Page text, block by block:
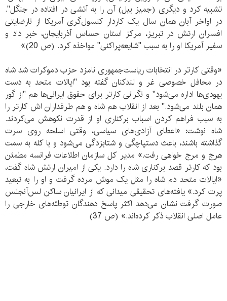
تشبیه کرد و دیگری (جمیز بیل) آن را به آتشی در افتاده در جنگل".
در اواخر آبان همان سال یک کاردار کنسول‌گری آمریکا از نارضایتی
افسران ارتش در تبریز، مرکز استان حساس آذربایجان، خبر داد و
سفیر آمریکا او را به سبب "شایعه‌پراکنی" مواخذه کرد. (ص 20)»
«وقتی کارتر در انتخابات ریاست‌جمهوری نامزد حزب دموکرات شد شاه
در محافل خصوصی غر و لندکنان گفته بود "ایالات متحد به دست
یهودی‌ها اداره می‌شود" و نگرانی کارتر برای حقوق ایرانی‌ها هم "از گور
همان بلند می‌شود." بعد از انقلاب هم شاه و هم طرفداران اش کارتر را
به سبب فراهم کردن اسباب برکناری او از قدرت نکوهش می‌کردند.
شاه نوشت: «اعطای آزادی‌های سیاسی، وقتی اسلحه روی سرت
گذاشته باشند، باعث دستپاچگی و شتابزدگی می‌شود و با کله به سمت
هرج و مرج خواهی رفت.» مدیر کل سازمان اطلاعات فرانسه مطمئن
بود که کارتر قصد برکناری شاه را دارد. یکی از امیران ارتش شاه گفت،
«ایالات متحد دم شاه را مثل یک موش مرده گرفت و او را به تبعید
پرت کرد.» یافته‌های تحقیقی میدانی که از ایرانیان ساکن لس‌آنجلس
صورت گرفت نشان می‌دهد اکثر پاسخ دهندگان توطئه‌های خارجی را
عامل اصلی انقلاب ذکر کرده‌اند.» (ص 37)